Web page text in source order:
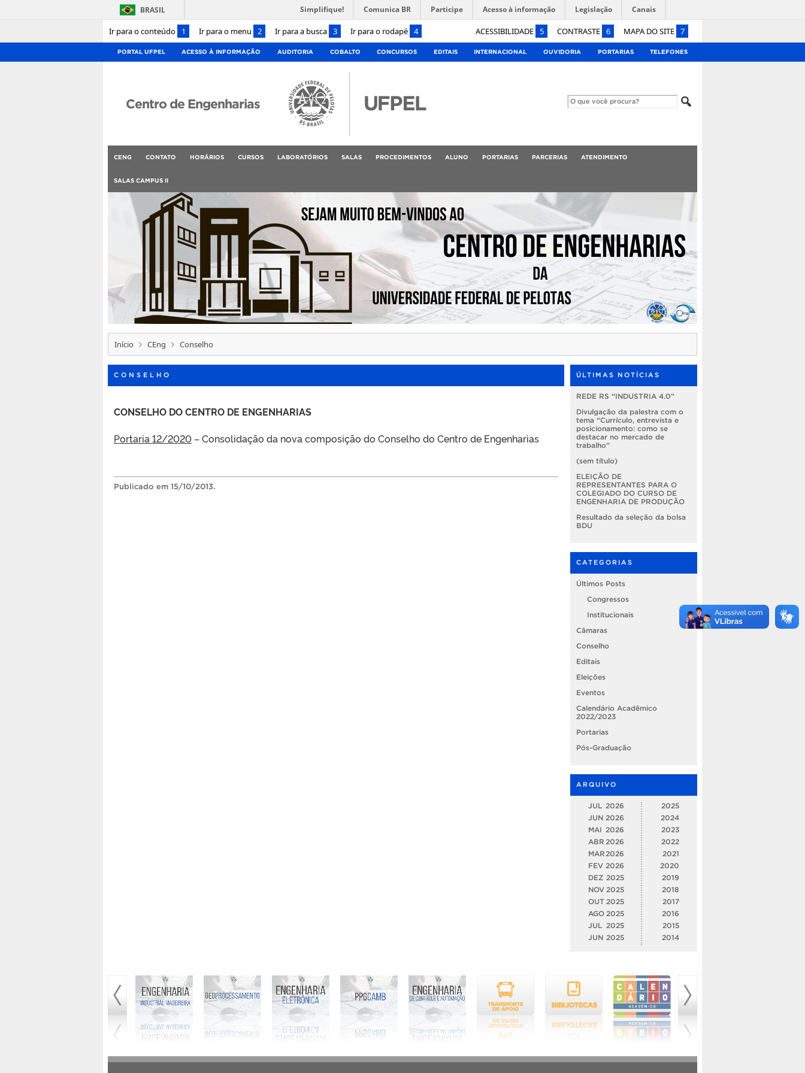
Ir para o conteúdo 1 Ir para o menu 2 Ir para a busca 3 Ir para o rodapé 4 ACESSIBILIDADE 5 CONTRASTE 6 MAPA DO SITE 7
BRASIL Simplifique! Comunica BR Participe Acesso à informação Legislação Canais
PORTAL UFPEL ACESSO À INFORMAÇÃO AUDITORIA COBALTO CONCURSOS EDITAIS INTERNACIONAL OUVIDORIA PORTARIAS TELEFONES
Centro de Engenharias
CENG CONTATO HORÁRIOS CURSOS LABORATÓRIOS SALAS PROCEDIMENTOS ALUNO PORTARIAS PARCERIAS ATENDIMENTO
SALAS CAMPUS II
Início CEng Conselho
CONSELHO
CONSELHO DO CENTRO DE ENGENHARIAS
Portaria 12/2020 – Consolidação da nova composição do Conselho do Centro de Engenharias
Publicado em 15/10/2013.
ÚLTIMAS NOTÍCIAS
REDE RS “INDUSTRIA 4.0”
Divulgação da palestra com o
tema “Currículo, entrevista e
posicionamento: como se
destacar no mercado de
trabalho”
(sem título)
ELEIÇÃO DE
REPRESENTANTES PARA O
COLEGIADO DO CURSO DE
ENGENHARIA DE PRODUÇÃO
Resultado da seleção da bolsa
BDU
CATEGORIAS
Últimos Posts
Congressos
Institucionais
Câmaras
Conselho
Editais
Eleições
Eventos
Calendário Acadêmico
2022/2023
Portarias
Pós-Graduação
ARQUIVO
JUL 2026
JUN 2026
MAI
2026
ABR 2026
MAR 2026
FEV 2026
DEZ 2025
NOV 2025
OUT 2025
AGO 2025
JUL
2025
JUN 2025
2025
2024
2023
2022
2021
2020
2019
2018
2017
2016
2015
2014